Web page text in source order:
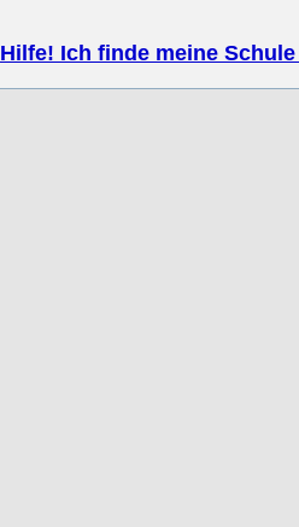
Hilfe! Ich finde meine